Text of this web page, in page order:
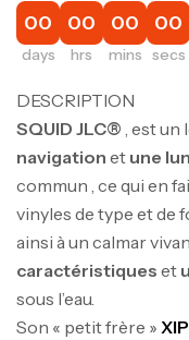
00
days
00
hrs
00
mins
00
secs
DESCRIPTION
SQUID JLC® , est un
navigation et une
commun , ce qui en
vinyles de type et de
ainsi à un calmar
caractéristiques et
sous l’eau.
Son « petit frère »